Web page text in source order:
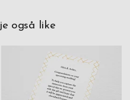
også like